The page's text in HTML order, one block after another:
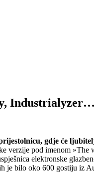
Industrialyzer…
gdje će
verzije pod imenom »The
elektronske
bilo oko 600 gostiju iz